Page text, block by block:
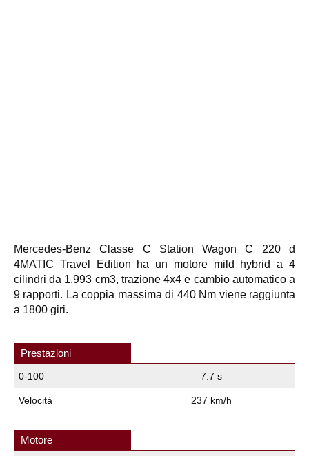
Mercedes-Benz Classe C Station Wagon C 220 d
4MATIC Travel Edition ha un motore mild hybrid a 4
cilindri da 1.993 cm3, trazione 4x4 e cambio automatico a
9 rapporti. La coppia massima di 440 Nm viene raggiunta
a 1800 giri.
Prestazioni
0-100 7.7 s
Velocità 237 km/h
Motore